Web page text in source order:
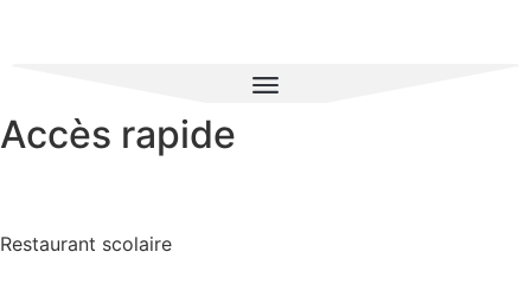
Accès rapide
Restaurant scolaire